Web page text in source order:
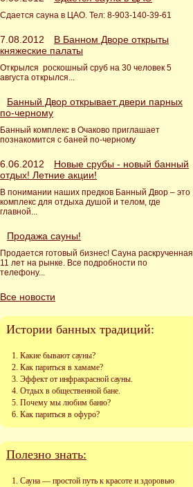
Сдается сауна в ЦАО. Тел: 8-903-140-39-61
7.08.2012
В Банном Дворе открыты
княжеские палаты
Открылся роскошный сруб на 30 человек 5
августа открылся...
Банный Двор открывает двери парных
по-черному
Банный комплекс в Очаково приглашает
познакомится с баней по-черному
6.06.2012
Новые срубы - новый банный
отдых! Летние акции!
В понимании наших предков Банный Двор – это
комплекс для отдыха душой и телом, где
главной...
Продажа сауны!
Продается готовый бизнес! Сауна раскрученная
11 лет на рынке. Все подробности по
телефону...
Все новости
Истории банных традиций:
Какие бывают сауны?
Как париться в хамаме?
Эффект от инфракрасной сауны.
Отдых в общественной бане.
Почему мы любим баню?
Как париться в офуро?
Полезно знать:
Сауна — простой путь к красоте и здоровью